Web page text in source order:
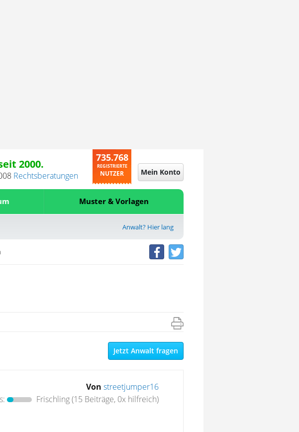
2000.
Rechtsberatungen
735.768
REGISTRIERTE
NUTZER Mein Konto
Muster & Vorlagen
Anwalt? Hier lang
Jetzt Anwalt fragen
Von streetjumper16
Frischling(15 Beiträge, 0x hilfreich)